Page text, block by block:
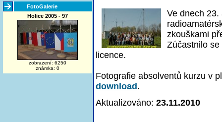
FotoGalerie
Holice 2005 - 97
zobrazení: 6250
známka: 0
Ve dnech
zkouškami
Zúčastnilo
licence.
Fotografie absolventů kurzu v
download .
Aktualizováno: 23.11.2010